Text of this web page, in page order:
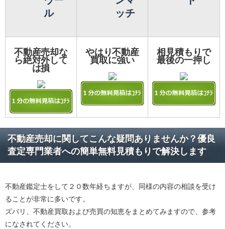
ル
ッチ
不動産売却な
ら絶対外して
は損
やはり不動産
買取に強い
相見積もりで
最後の一押し
不動産売却に関してこんな疑問ありませんか？優良
査定専門業者への簡単無料見積もりで解決します
不動産鑑定士をして２０数年経ちますが、同様の内容の相談を受け
ることが非常に多いです。
ズバリ、不動産買取および売買の知恵をまとめてみますので、参考
になされてください。